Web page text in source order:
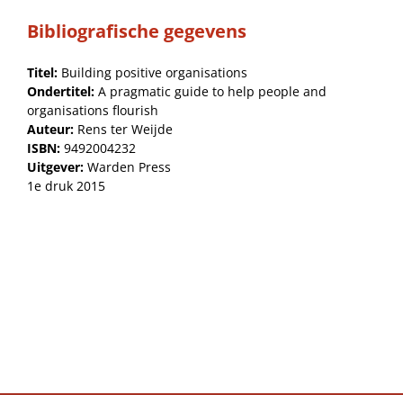
Bibliografische gegevens
Titel: Building positive organisations
Ondertitel: A pragmatic guide to help people and
organisations flourish
Auteur: Rens ter Weijde
ISBN: 9492004232
Uitgever: Warden Press
1e druk 2015